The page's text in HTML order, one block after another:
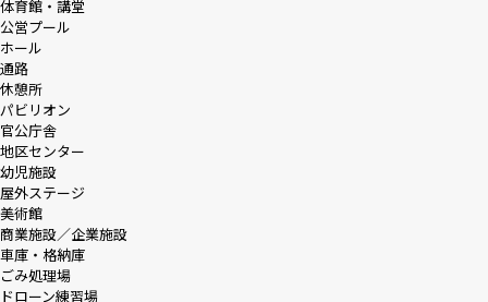
体育館・講堂
公営プール
ホール
通路
休憩所
パビリオン
官公庁舎
地区センター
幼児施設
屋外ステージ
美術館
商業施設／企業施設
車庫・格納庫
ごみ処理場
ドローン練習場